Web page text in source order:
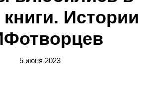
Истории
5 июня 2023